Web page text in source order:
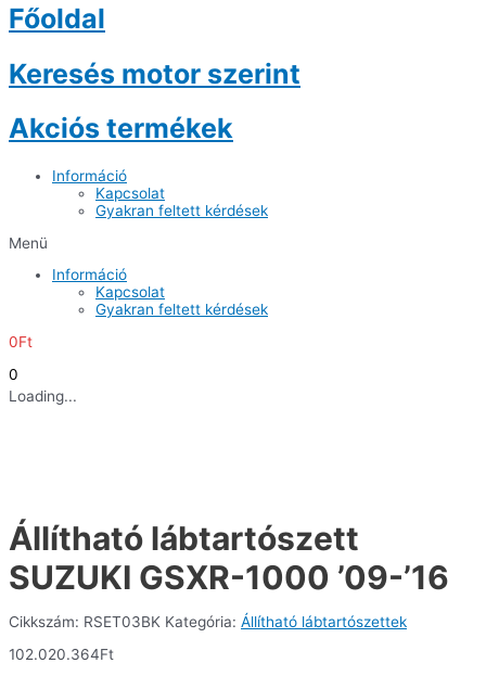
Főoldal
Keresés motor szerint
Akciós termékek
Információ
Kapcsolat
Gyakran feltett kérdések
Menü
Információ
Kapcsolat
Gyakran feltett kérdések
0Ft
0
Loading...
Állítható lábtartószett
SUZUKI GSXR-1000 ’09-’16
Cikkszám: RSET03BK Kategória: Állítható lábtartószettek
102.020.364Ft